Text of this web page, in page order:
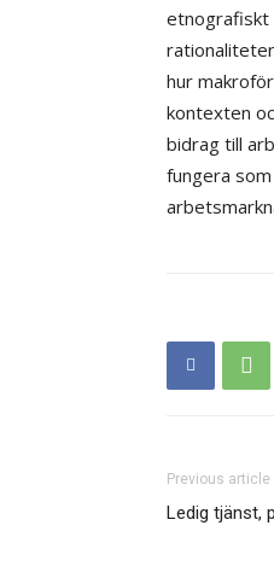
etnografiskt
hur
kontexten
bidrag till
fungera
Previous article
Ledig tjänst,